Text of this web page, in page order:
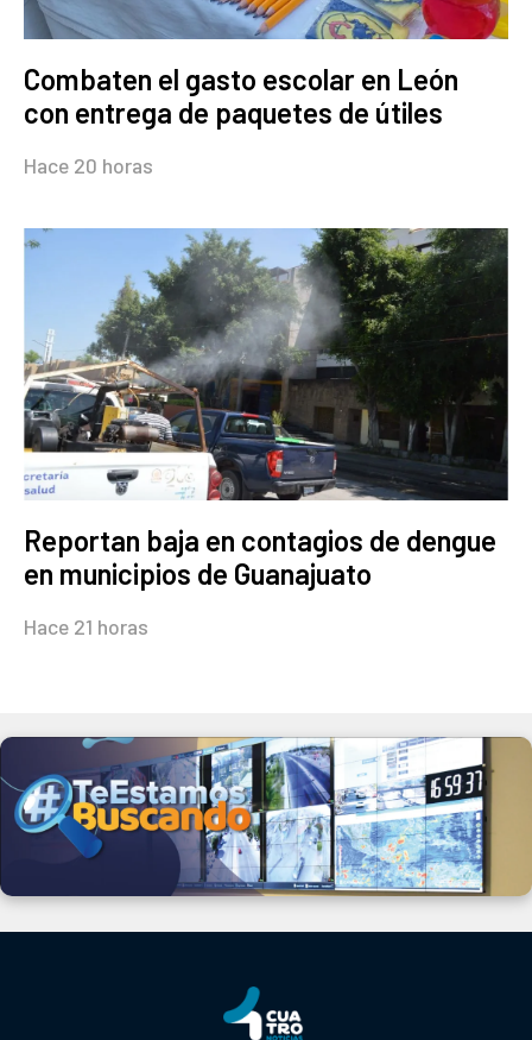
Combaten el gasto escolar en León
con entrega de paquetes de útiles
Hace 20 horas
Reportan baja en contagios de dengue
en municipios de Guanajuato
Hace 21 horas